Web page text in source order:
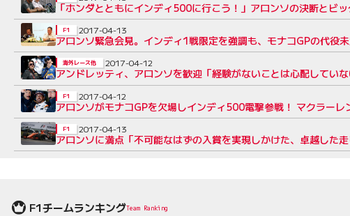
「ホンダとともにインディ500に行こう！」アロンソの決断とビ
アロンソ緊急会見。インディ1戦限定を強調も、モナコGPの代役
F1 2017-04-13
アンドレッティ、アロンソを歓迎「経験がないことは心配していな
海外レース他 2017-04-12
アロンソがモナコGPを欠場しインディ500電撃参戦！ マクラー
F1 2017-04-12
アロンソに満点「不可能なはずの入賞を実現しかけた、卓越した
F1 2017-04-13
F1チームランキングTeam Ranking